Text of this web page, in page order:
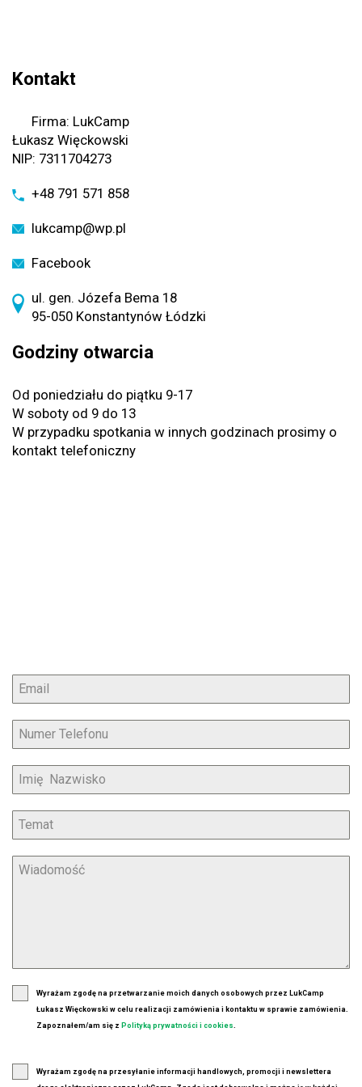
Kontakt
Firma: LukCamp
Łukasz Więckowski
NIP: 7311704273
+48 791 571 858
lukcamp@wp.pl
Facebook
ul. gen. Józefa Bema 18
95-050 Konstantynów Łódzki
Godziny otwarcia
Od poniedziału do piątku 9-17
W soboty od 9 do 13
W przypadku spotkania w innych godzinach prosimy o
kontakt telefoniczny
Wyrażam zgodę na przetwarzanie moich danych osobowych przez LukCamp
Łukasz Więckowski w celu realizacji zamówienia i kontaktu w sprawie zamówienia.
Zapoznałem/am się z Polityką prywatności i cookies.
Wyrażam zgodę na przesyłanie informacji handlowych, promocji i newslettera